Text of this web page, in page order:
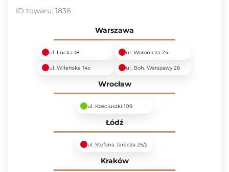
ID towaru: 1836
Warszawa
ul. Łucka 18 ul. Woronicza 24
ul. Wileńska 14c ul. Boh. Warszawy 26
Wrocław
ul. Kościuszki 109
Łódź
ul. Stefana Jaracza 25/2
Kraków